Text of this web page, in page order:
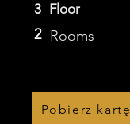
3 Floor
2 Rooms
Pobierz